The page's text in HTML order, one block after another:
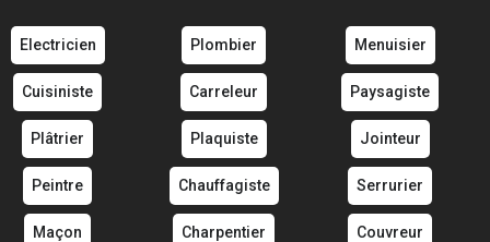
Electricien Plombier Menuisier
Cuisiniste Carreleur Paysagiste
Plâtrier Plaquiste Jointeur
Peintre Chauffagiste Serrurier
Maçon Charpentier Couvreur